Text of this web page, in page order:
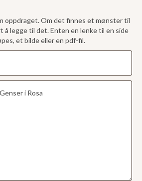
oppdraget. Om det finnes et mønster til
å legge til det. Enten en lenke til en side
et bilde eller en pdf-fil.